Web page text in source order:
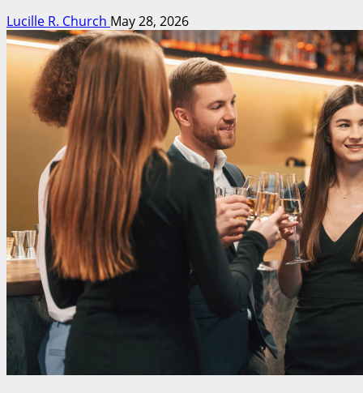
Lucille R. Church May 28, 2026